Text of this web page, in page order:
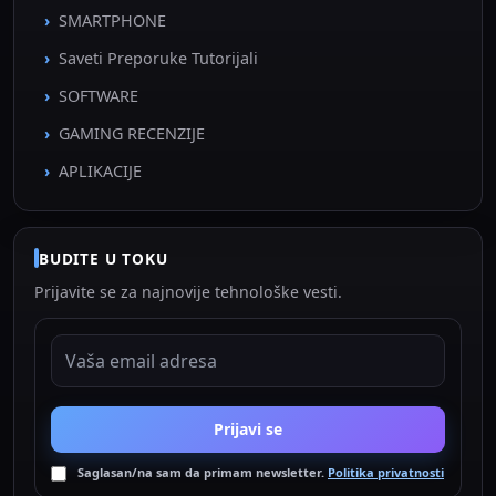
SMARTPHONE
Saveti Preporuke Tutorijali
SOFTWARE
GAMING RECENZIJE
APLIKACIJE
BUDITE U TOKU
Prijavite se za najnovije tehnološke vesti.
EMAIL ADRESA
Prijavi se
Saglasan/na sam da primam newsletter. Politika privatnosti